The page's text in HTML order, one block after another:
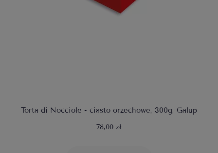
Torta di Nocciole - ciasto orzechowe, 300g, Galup
78,00 zł